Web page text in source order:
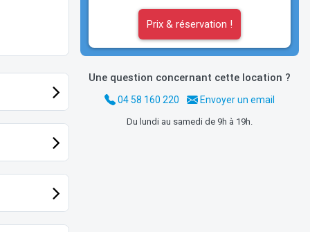
Prix & réservation !
Une question concernant cette location ?
04 58 160 220 Envoyer un email
Du lundi au samedi de 9h à 19h.